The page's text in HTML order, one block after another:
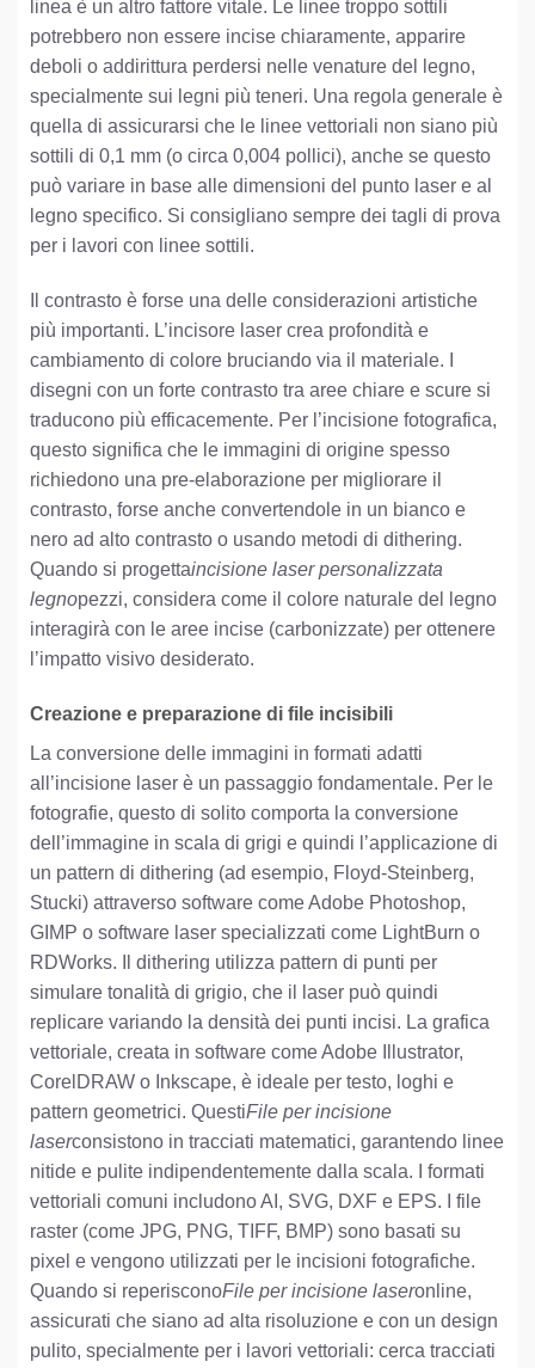
linea è un altro fattore vitale. Le linee troppo sottili
potrebbero non essere incise chiaramente, apparire
deboli o addirittura perdersi nelle venature del legno,
specialmente sui legni più teneri. Una regola generale è
quella di assicurarsi che le linee vettoriali non siano più
sottili di 0,1 mm (o circa 0,004 pollici), anche se questo
può variare in base alle dimensioni del punto laser e al
legno specifico. Si consigliano sempre dei tagli di prova
per i lavori con linee sottili.
Il contrasto è forse una delle considerazioni artistiche
più importanti. L’incisore laser crea profondità e
cambiamento di colore bruciando via il materiale. I
disegni con un forte contrasto tra aree chiare e scure si
traducono più efficacemente. Per l’incisione fotografica,
questo significa che le immagini di origine spesso
richiedono una pre-elaborazione per migliorare il
contrasto, forse anche convertendole in un bianco e
nero ad alto contrasto o usando metodi di dithering.
Quando si progettaincisione laser personalizzata
legnopezzi, considera come il colore naturale del legno
interagirà con le aree incise (carbonizzate) per ottenere
l’impatto visivo desiderato.
Creazione e preparazione di file incisibili
La conversione delle immagini in formati adatti
all’incisione laser è un passaggio fondamentale. Per le
fotografie, questo di solito comporta la conversione
dell’immagine in scala di grigi e quindi l’applicazione di
un pattern di dithering (ad esempio, Floyd-Steinberg,
Stucki) attraverso software come Adobe Photoshop,
GIMP o software laser specializzati come LightBurn o
RDWorks. Il dithering utilizza pattern di punti per
simulare tonalità di grigio, che il laser può quindi
replicare variando la densità dei punti incisi. La grafica
vettoriale, creata in software come Adobe Illustrator,
CorelDRAW o Inkscape, è ideale per testo, loghi e
pattern geometrici. QuestiFile per incisione
laserconsistono in tracciati matematici, garantendo linee
nitide e pulite indipendentemente dalla scala. I formati
vettoriali comuni includono AI, SVG, DXF e EPS. I file
raster (come JPG, PNG, TIFF, BMP) sono basati su
pixel e vengono utilizzati per le incisioni fotografiche.
Quando si reperisconoFile per incisione laseronline,
assicurati che siano ad alta risoluzione e con un design
pulito, specialmente per i lavori vettoriali: cerca tracciati